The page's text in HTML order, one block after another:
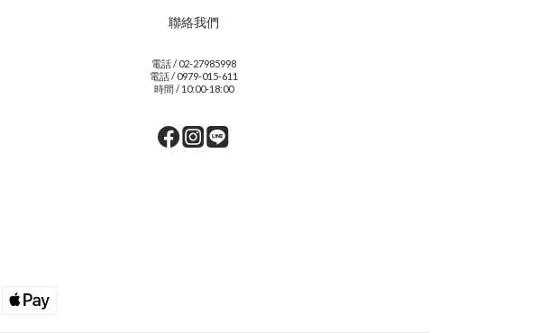
聯絡我們
電話 / 02-27985998
電話 / 0979-015-611
時間 / 10:00-18:00